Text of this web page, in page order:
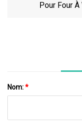
Pour Four
Nom:*